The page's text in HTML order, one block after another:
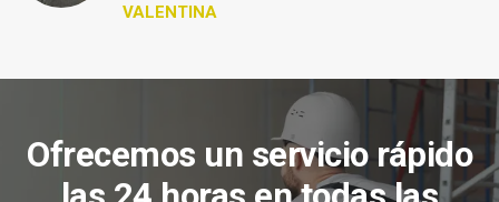
VALENTINA
Ofrecemos un servicio rápido